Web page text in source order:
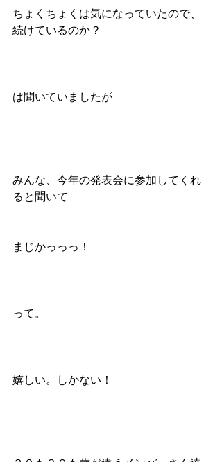
ちょくちょくは気になっていたので、
続けているのか？
は聞いていましたが
みんな、今年の発表会に参加してくれ
ると聞いて
まじかっっっ！
って。
嬉しい。しかない！